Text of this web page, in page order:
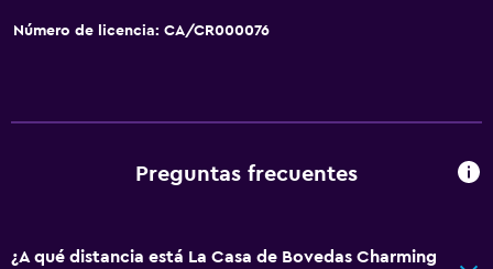
Número de licencia: CA/CR000076
Preguntas frecuentes
¿A qué distancia está La Casa de Bovedas Charming